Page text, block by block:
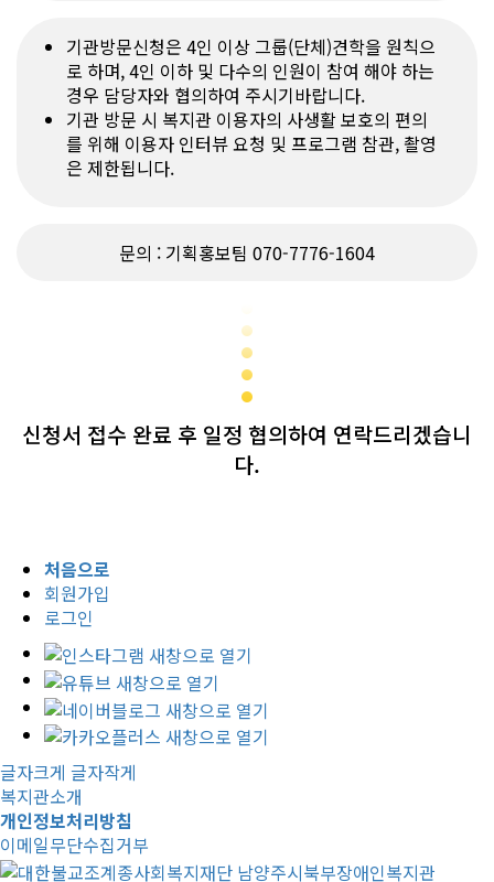
기관방문신청은 4인 이상 그룹(단체)견학을 원칙으
로 하며, 4인 이하 및 다수의 인원이 참여 해야 하는
경우 담당자와 협의하여 주시기바랍니다.
기관 방문 시 복지관 이용자의 사생활 보호의 편의
를 위해 이용자 인터뷰 요청 및 프로그램 참관, 촬영
은 제한됩니다.
문의 : 기획홍보팀 070-7776-1604
신청서 접수 완료 후 일정 협의하여 연락드리겠습니
다.
처음으로
회원가입
로그인
글자크게 글자작게
복지관소개
개인정보처리방침
이메일무단수집거부